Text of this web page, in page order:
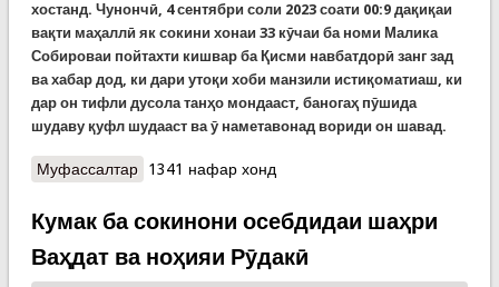
хостанд. Чунончӣ, 4 сентябри соли 2023 соати 00:9 дақиқаи
вақти маҳаллӣ як сокини хонаи 33 кӯчаи ба номи Малика
Собироваи пойтахти кишвар ба Қисми навбатдорӣ занг зад
ва хабар дод, ки дари утоқи хоби манзили истиқоматиаш, ки
дар он тифли дусола танҳо мондааст, баногаҳ пӯшида
шудаву қуфл шудааст ва ӯ наметавонад вориди он шавад.
Муфассалтаро Аз ҳаводиси шабонарӯзи гузашта. Ҳалокати як
Боғпарвари ноҳияи Данғара
1341 нафар хонд
Кумак ба сокинони осебдидаи шаҳри
Ваҳдат ва ноҳияи Рӯдакӣ